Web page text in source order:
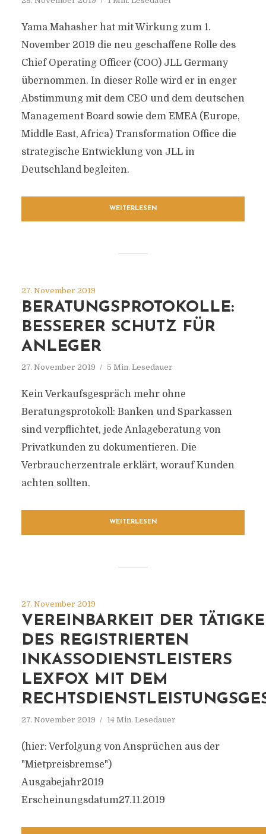
Yama Mahasher hat mit Wirkung zum 1.
November 2019 die neu geschaffene Rolle des
Chief Operating Officer (COO) JLL Germany
übernommen. In dieser Rolle wird er in enger
Abstimmung mit dem CEO und dem deutschen
Management Board sowie dem EMEA (Europe,
Middle East, Africa) Transformation Office die
strategische Entwicklung von JLL in
Deutschland begleiten.
WEITERLESEN
27. November 2019
BERATUNGSPROTOKOLLE:
BESSERER SCHUTZ FÜR
ANLEGER
27. November 2019 5 Min. Lesedauer
Kein Verkaufsgespräch mehr ohne
Beratungsprotokoll: Banken und Sparkassen
sind verpflichtet, jede Anlageberatung von
Privatkunden zu dokumentieren. Die
Verbraucherzentrale erklärt, worauf Kunden
achten sollten.
WEITERLESEN
27. November 2019
VEREINBARKEIT DER
DES REGISTRIERTEN
INKASSODIENSTLEISTERS
LEXFOX MIT DEM
27. November 2019 14 Min. Lesedauer
(hier: Verfolgung von Ansprüchen aus der
"Mietpreisbremse")
Ausgabejahr2019
Erscheinungsdatum27.11.2019